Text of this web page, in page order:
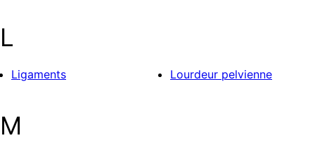
L
Ligaments Lourdeur pelvienne
M